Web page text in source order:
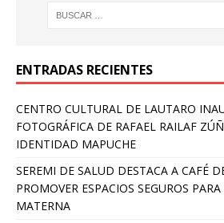
ENTRADAS RECIENTES
CENTRO CULTURAL DE LAUTARO
FOTOGRÁFICA DE RAFAEL RAILAF
IDENTIDAD MAPUCHE
SEREMI DE SALUD DESTACA A CAFÉ
PROMOVER ESPACIOS SEGUROS
MATERNA